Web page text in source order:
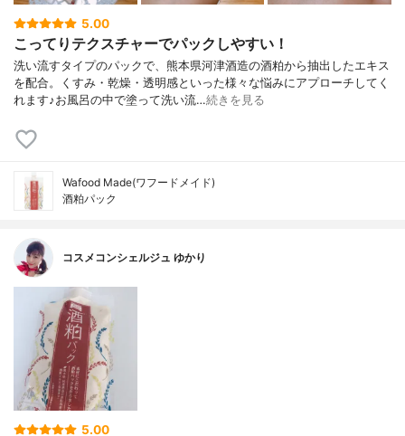
5.00
こってりテクスチャーでパックしやすい！
洗い流すタイプのパックで、熊本県河津酒造の酒粕から抽出したエキス
を配合。くすみ・乾燥・透明感といった様々な悩みにアプローチしてく
れます♪お風呂の中で塗って洗い流…続きを見る
Wafood Made(ワフードメイド)
酒粕パック
コスメコンシェルジュ ゆかり
5.00